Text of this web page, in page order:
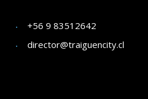
+56 9 83512642
director@traiguencity.cl